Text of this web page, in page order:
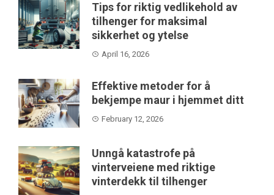
Tips for riktig vedlikehold av
tilhenger for maksimal
sikkerhet og ytelse
April 16, 2026
Effektive metoder for å
bekjempe maur i hjemmet ditt
February 12, 2026
Unngå katastrofe på
vinterveiene med riktige
vinterdekk til tilhenger